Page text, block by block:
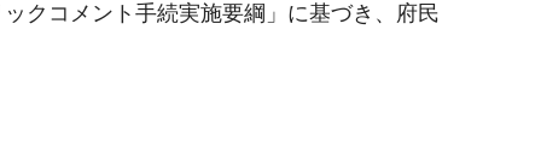
クコメント手続実施要綱」に基づき、府民